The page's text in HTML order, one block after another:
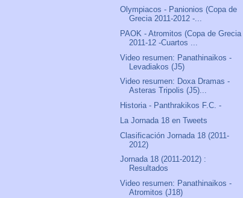
Olympiacos - Panionios (Copa de
Grecia 2011-2012 -...
PAOK - Atromitos (Copa de Grecia
2011-12 -Cuartos ...
Video resumen: Panathinaikos -
Levadiakos (J5)
Video resumen: Doxa Dramas -
Asteras Tripolis (J5)...
Historia - Panthrakikos F.C. -
La Jornada 18 en Tweets
Clasificación Jornada 18 (2011-
2012)
Jornada 18 (2011-2012) :
Resultados
Video resumen: Panathinaikos -
Atromitos (J18)